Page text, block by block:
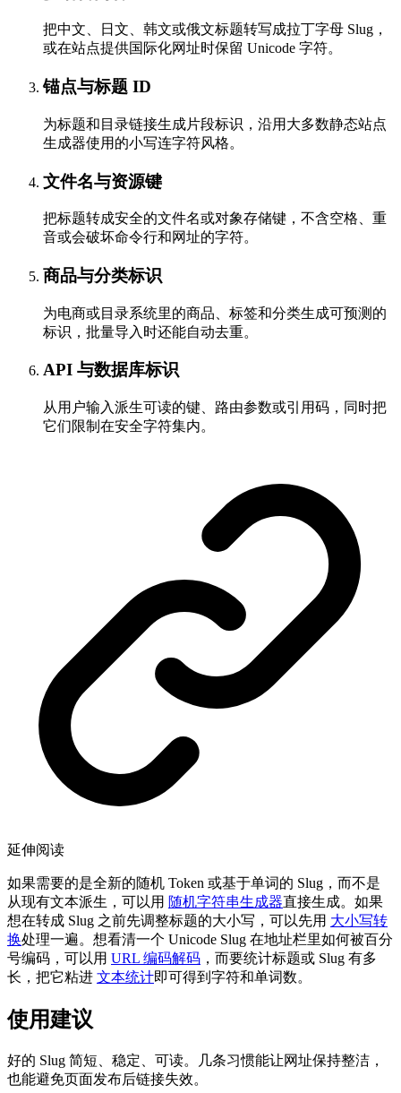
把中文、日文、韩文或俄文标题转写成拉丁字母 Slug，
或在站点提供国际化网址时保留 Unicode 字符。
锚点与标题 ID
为标题和目录链接生成片段标识，沿用大多数静态站点
生成器使用的小写连字符风格。
文件名与资源键
把标题转成安全的文件名或对象存储键，不含空格、重
音或会破坏命令行和网址的字符。
商品与分类标识
为电商或目录系统里的商品、标签和分类生成可预测的
标识，批量导入时还能自动去重。
API 与数据库标识
从用户输入派生可读的键、路由参数或引用码，同时把
它们限制在安全字符集内。
延伸阅读
如果需要的是全新的随机 Token 或基于单词的 Slug，而不是
从现有文本派生，可以用 随机字符串生成器直接生成。如果
想在转成 Slug 之前先调整标题的大小写，可以先用 大小写转
换处理一遍。想看清一个 Unicode Slug 在地址栏里如何被百分
号编码，可以用 URL 编码解码 ，而要统计标题或 Slug 有多
长，把它粘进 文本统计即可得到字符和单词数。
使用建议
好的 Slug 简短、稳定、可读。几条习惯能让网址保持整洁，
也能避免页面发布后链接失效。